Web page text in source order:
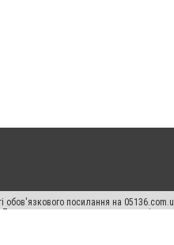
посилання на
Порушення виняткових прав